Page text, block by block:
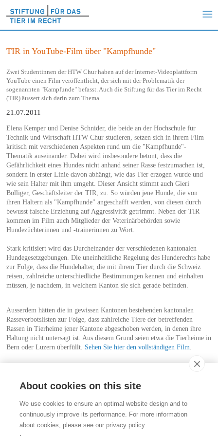
TIR in YouTube-Film über "Kampfhunde"
Zwei Studentinnen der HTW Chur haben auf der Internet-Videoplattform
YouTube einen Film veröffentlicht, der sich mit der Problematik der
sogenannten "Kampfunde" befasst. Auch die Stiftung für das Tier im Recht
(TIR) äussert sich darin zum Thema.
21.07.2011
Elena Kemper und Denise Schnider, die beide an der Hochschule für
Technik und Wirtschaft HTW Chur studieren, setzen sich in ihrem Film
kritisch mit verschiedenen Aspekten rund um die "Kampfhunde"-
Thematik auseinander. Dabei wird insbesondere betont, dass die
Gefährlichkeit eines Hundes nicht anhand seiner Rasse festzumachen ist,
sondern in erster Linie davon abhängt, wie das Tier erzogen wurde und
wie sein Halter mit ihm umgeht. Dieser Ansicht stimmt auch Gieri
Bolliger, Geschäftsleiter der TIR, zu. So würden jene Hunde, die von
ihren Haltern als "Kampfhunde" angeschafft werden, von diesen durch
bewusst falsche Erziehung auf Aggressivität getrimmt. Neben der TIR
kommen im Film auch Mitglieder der Veterinärbehörden sowie
Hundezüchterinnen und -trainerinnen zu Wort.
Stark kritisiert wird das Durcheinander der verschiedenen kantonalen
Hundegesetzgebungen. Die uneinheitliche Regelung des Hunderechts habe
zur Folge, dass die Hundehalter, die mit ihrem Tier durch die Schweiz
reisen, zahlreiche unterschiedliche Bestimmungen kennen und einhalten
müssen, je nachdem, in welchem Kanton sie sich gerade befinden.
Ausserdem hätten die in gewissen Kantonen bestehenden kantonalen
Rasseverbotslisten zur Folge, dass zahlreiche Tiere der betreffenden
Rassen in Tierheime jener Kantone abgeschoben werden, in denen ihre
Haltung nicht untersagt ist. Aus diesem Grund seien etwa die Tierheime in
Bern oder Luzern überfüllt. Sehen Sie hier den vollständigen Film
Stiftung für das Tier im Recht (TIR)
Rigistrasse 9
CH - 8006 Zürich
About cookies on this site
We use cookies to ensure an optimal website design and to
continuously improve its performance. For more information
about cookies, please see our privacy policy.